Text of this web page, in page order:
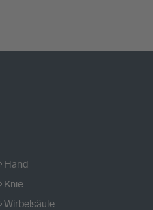
Hand
Knie
Wirbelsäule